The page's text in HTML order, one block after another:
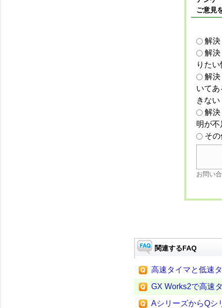
ご意見
解
解
りた
解
いて
きない
解
明が
そ
お問い
関連するFAQ
高速タイマと低速
GX Works2で高速
AシリーズからQシ